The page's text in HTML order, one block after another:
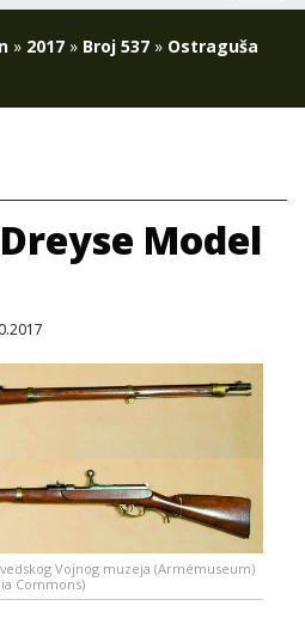
» 2017 » Broj 537 » Ostraguša
Model
Vojnog muzeja (Armémuseum)
Commons)